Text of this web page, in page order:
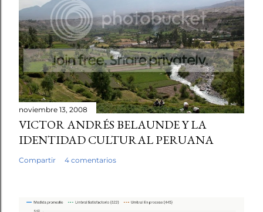
noviembre 13, 2008
VICTOR ANDRÉS BELAUNDE Y LA
IDENTIDAD CULTURAL PERUANA
Compartir 4 comentarios